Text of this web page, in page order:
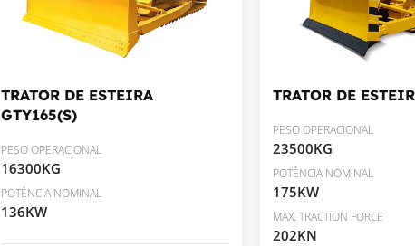
TRATOR DE ESTEIRA
GTY165(S)
PESO OPERACIONAL
16300KG
POTÊNCIA NOMINAL
136KW
TRATOR DE
PESO OPERACIONAL
23500KG
POTÊNCIA NOMINAL
175KW
MAX. TRACTION FORCE
202KN